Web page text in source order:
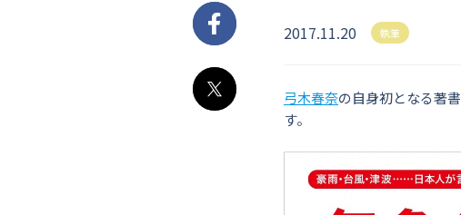
Facebook
X
2017.11.20 執筆
弓木春奈の自身初となる著書
す。